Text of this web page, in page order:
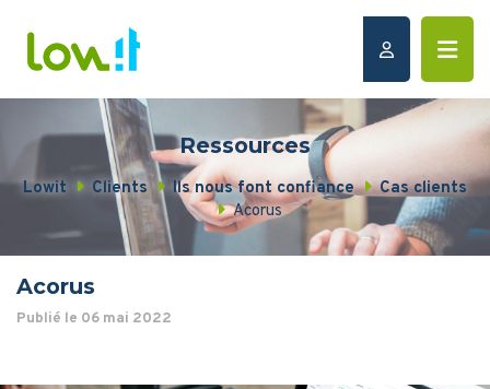
Ressources
Lowit Clients Ils nous font confiance
Cas clients
Acorus
Acorus
Publié le 06 mai 2022